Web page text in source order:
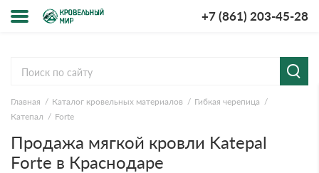
+7 (861) 203-45-28
компании
и оплата
ответы
Главная Каталог кровельных материалов
Гибкая черепица
Катепал
Forte
Продажа мягкой кровли Katepal
Forte в Краснодаре